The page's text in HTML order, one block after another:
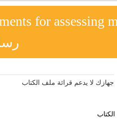
for assessing
جهازك لا يدعم قرائة ملف الكتاب